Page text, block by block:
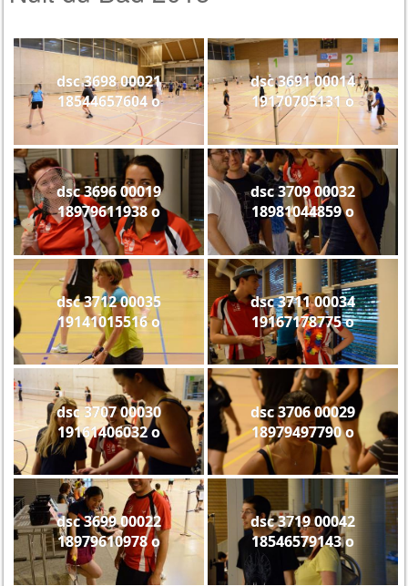
dsc 3698 00021
18544657604 o
dsc 3691 00014
19170705131 o
dsc 3696 00019
18979611938 o
dsc 3709 00032
18981044859 o
dsc 3712 00035
19141015516 o
dsc 3711 00034
19167178775 o
dsc 3707 00030
19161406032 o
dsc 3706 00029
18979497790 o
dsc 3699 00022
18979610978 o
dsc 3719 00042
18546579143 o